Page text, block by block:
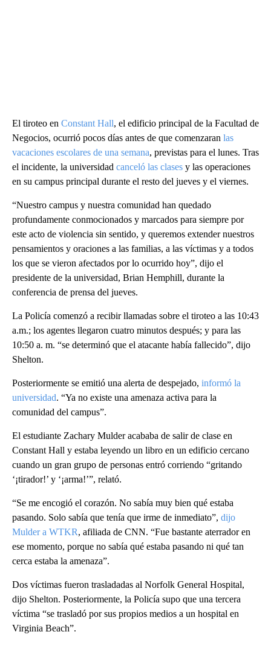
El tiroteo en Constant Hall, el edificio principal de la Facultad de
Negocios, ocurrió pocos días antes de que comenzaran las
vacaciones escolares de una semana, previstas para el lunes. Tras
el incidente, la universidad canceló las clases y las operaciones
en su campus principal durante el resto del jueves y el viernes.
“Nuestro campus y nuestra comunidad han quedado
profundamente conmocionados y marcados para siempre por
este acto de violencia sin sentido, y queremos extender nuestros
pensamientos y oraciones a las familias, a las víctimas y a todos
los que se vieron afectados por lo ocurrido hoy”, dijo el
presidente de la universidad, Brian Hemphill, durante la
conferencia de prensa del jueves.
La Policía comenzó a recibir llamadas sobre el tiroteo a las 10:43
a.m.; los agentes llegaron cuatro minutos después; y para las
10:50 a. m. “se determinó que el atacante había fallecido”, dijo
Shelton.
Posteriormente se emitió una alerta de despejado, informó la
universidad. “Ya no existe una amenaza activa para la
comunidad del campus”.
El estudiante Zachary Mulder acababa de salir de clase en
Constant Hall y estaba leyendo un libro en un edificio cercano
cuando un gran grupo de personas entró corriendo “gritando
‘¡tirador!’ y ‘¡arma!’”, relató.
“Se me encogió el corazón. No sabía muy bien qué estaba
pasando. Solo sabía que tenía que irme de inmediato”, dijo
Mulder a WTKR, afiliada de CNN. “Fue bastante aterrador en
ese momento, porque no sabía qué estaba pasando ni qué tan
cerca estaba la amenaza”.
Dos víctimas fueron trasladadas al Norfolk General Hospital,
dijo Shelton. Posteriormente, la Policía supo que una tercera
víctima “se trasladó por sus propios medios a un hospital en
Virginia Beach”.